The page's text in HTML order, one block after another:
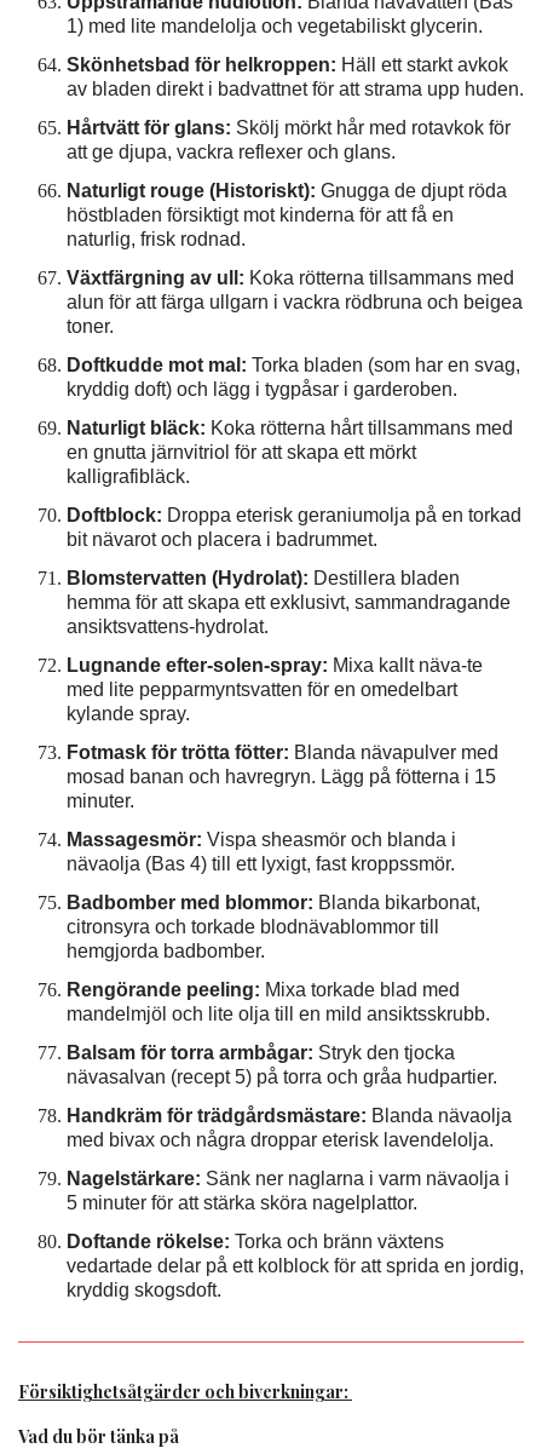
1) med lite mandelolja och vegetabiliskt glycerin.
Skönhetsbad för helkroppen: Häll ett starkt avkok
av bladen direkt i badvattnet för att strama upp huden.
Hårtvätt för glans: Skölj mörkt hår med rotavkok för
att ge djupa, vackra reflexer och glans.
Naturligt rouge (Historiskt): Gnugga de djupt röda
höstbladen försiktigt mot kinderna för att få en
naturlig, frisk rodnad.
Växtfärgning av ull: Koka rötterna tillsammans med
alun för att färga ullgarn i vackra rödbruna och beigea
toner.
Doftkudde mot mal: Torka bladen (som har en svag,
kryddig doft) och lägg i tygpåsar i garderoben.
Naturligt bläck: Koka rötterna hårt tillsammans med
en gnutta järnvitriol för att skapa ett mörkt
kalligrafibläck.
Doftblock: Droppa eterisk geraniumolja på en torkad
bit nävarot och placera i badrummet.
Blomstervatten (Hydrolat): Destillera bladen
hemma för att skapa ett exklusivt, sammandragande
ansiktsvattens-hydrolat.
Lugnande efter-solen-spray: Mixa kallt näva-te
med lite pepparmyntsvatten för en omedelbart
kylande spray.
Fotmask för trötta fötter: Blanda nävapulver med
mosad banan och havregryn. Lägg på fötterna i 15
minuter.
Massagesmör: Vispa sheasmör och blanda i
nävaolja (Bas 4) till ett lyxigt, fast kroppssmör.
Badbomber med blommor: Blanda bikarbonat,
citronsyra och torkade blodnävablommor till
hemgjorda badbomber.
Rengörande peeling: Mixa torkade blad med
mandelmjöl och lite olja till en mild ansiktsskrubb.
Balsam för torra armbågar: Stryk den tjocka
nävasalvan (recept 5) på torra och gråa hudpartier.
Handkräm för trädgårdsmästare: Blanda nävaolja
med bivax och några droppar eterisk lavendelolja.
Nagelstärkare: Sänk ner naglarna i varm nävaolja i
5 minuter för att stärka sköra nagelplattor.
Doftande rökelse: Torka och bränn växtens
vedartade delar på ett kolblock för att sprida en jordig,
kryddig skogsdoft.
Försiktighetsåtgärder och biverkningar:
Vad du bör tänka på